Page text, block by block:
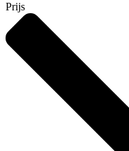
Prijs